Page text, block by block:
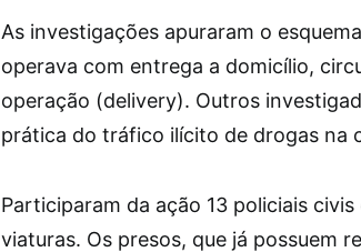
As investigações apuraram o
operava com entrega a domicílio,
operação (delivery). Outros
prática do tráfico ilícito de drogas na
Participaram da ação 13 policiais
viaturas. Os presos, que já possuem